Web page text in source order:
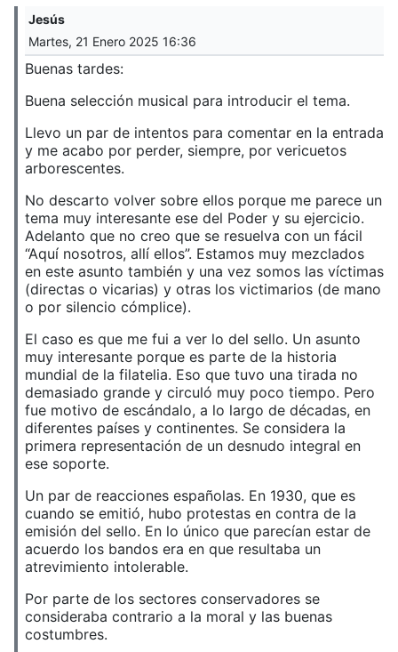
Jesús
Martes, 21 Enero 2025 16:36
Buenas tardes:
Buena selección musical para introducir el tema.
Llevo un par de intentos para comentar en la entrada
y me acabo por perder, siempre, por vericuetos
arborescentes.
No descarto volver sobre ellos porque me parece un
tema muy interesante ese del Poder y su ejercicio.
Adelanto que no creo que se resuelva con un fácil
“Aquí nosotros, allí ellos”. Estamos muy mezclados
en este asunto también y una vez somos las víctimas
(directas o vicarias) y otras los victimarios (de mano
o por silencio cómplice).
El caso es que me fui a ver lo del sello. Un asunto
muy interesante porque es parte de la historia
mundial de la filatelia. Eso que tuvo una tirada no
demasiado grande y circuló muy poco tiempo. Pero
fue motivo de escándalo, a lo largo de décadas, en
diferentes países y continentes. Se considera la
primera representación de un desnudo integral en
ese soporte.
Un par de reacciones españolas. En 1930, que es
cuando se emitió, hubo protestas en contra de la
emisión del sello. En lo único que parecían estar de
acuerdo los bandos era en que resultaba un
atrevimiento intolerable.
Por parte de los sectores conservadores se
consideraba contrario a la moral y las buenas
costumbres.